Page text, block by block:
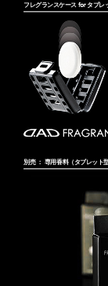
フレグランスケース for タブレ
別売 ： 専用香料（タブレット